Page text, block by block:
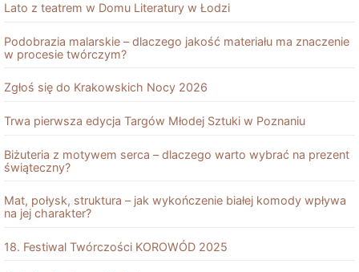
Lato z teatrem w Domu Literatury w Łodzi
Podobrazia malarskie – dlaczego jakość materiału ma znaczenie
w procesie twórczym?
Zgłoś się do Krakowskich Nocy 2026
Trwa pierwsza edycja Targów Młodej Sztuki w Poznaniu
Biżuteria z motywem serca – dlaczego warto wybrać na prezent
świąteczny?
Mat, połysk, struktura – jak wykończenie białej komody wpływa
na jej charakter?
18. Festiwal Twórczości KOROWÓD 2025